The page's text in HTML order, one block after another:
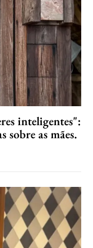
inteligentes":
sobre as mães.